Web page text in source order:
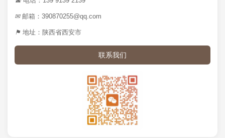
✉邮箱：390870255@qq.com
⚑ 地址：陕西省西安市
联系我们